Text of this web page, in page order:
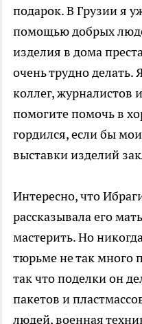
подарок. В Грузии я
помощью добрых
изделия в дома
очень трудно
коллег, журналистов
помогите помочь в
гордился, если бы
выставки изделий
Интересно, что
рассказывала его
мастерить. Но
тюрьме не так много
так что поделки он
пакетов и
людей, военная